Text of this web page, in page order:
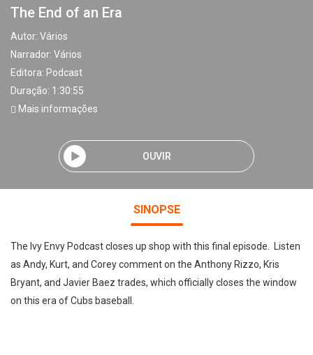
The End of an Era
Autor: Vários
Narrador: Vários
Editora: Podcast
Duração: 1:30:55
Mais informações
OUVIR
SINOPSE
The Ivy Envy Podcast closes up shop with this final episode. Listen
as Andy, Kurt, and Corey comment on the Anthony Rizzo, Kris
Bryant, and Javier Baez trades, which officially closes the window
on this era of Cubs baseball.